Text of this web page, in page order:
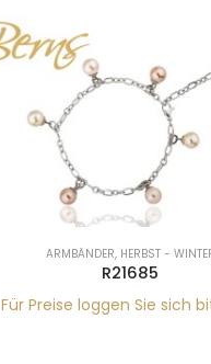
ARMBÄNDER, HERBST -
R21685
Für Preise loggen Sie sich